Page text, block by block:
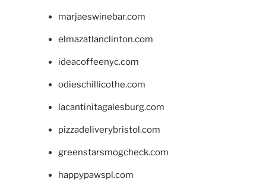
marjaeswinebar.com
elmazatlanclinton.com
ideacoffeenyc.com
odieschillicothe.com
lacantinitagalesburg.com
pizzadeliverybristol.com
greenstarsmogcheck.com
happypawspl.com